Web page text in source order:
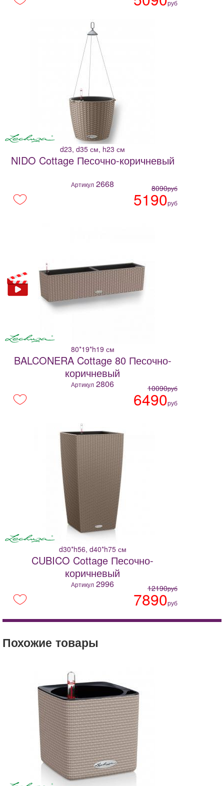
руб
d23, d35 см, h23 см
NIDO Cottage Песочно-коричневый
Артикул 2668 8090руб
5190руб
80*19*h19 см
BALCONERA Cottage 80 Песочно-
коричневый
Артикул 2806 10090руб
6490руб
d30*h56, d40*h75 см
CUBICO Cottage Песочно-
коричневый
Артикул 2996 12190руб
7890руб
Похожие товары